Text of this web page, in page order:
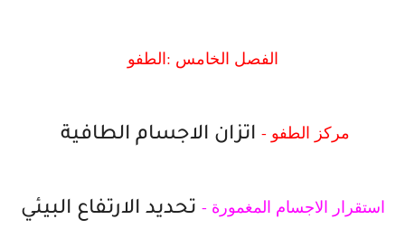
الفصل الخامس :الطفو
مركز الطفو - اتزان الاجسام الطافية
استقرار الاجسام المغمورة - تحديد الارتفاع البيئي